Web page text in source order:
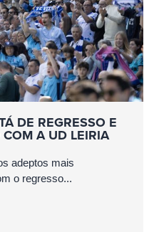
DE REGRESSO E
A UD LEIRIA
adeptos mais
o regresso...